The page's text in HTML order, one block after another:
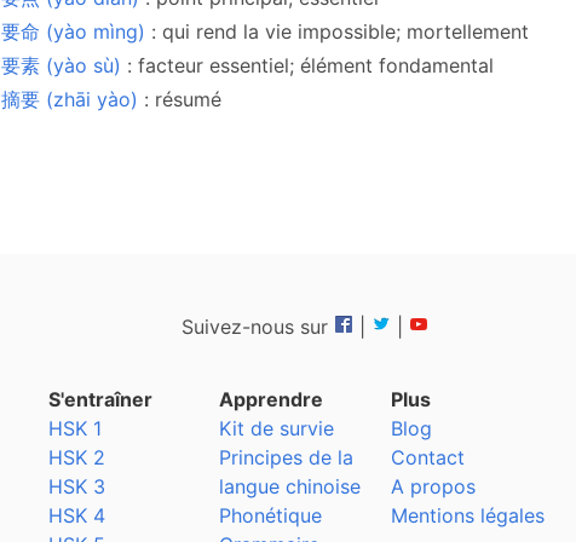
要命 (yào mìng) : qui rend la vie impossible; mortellement
要素 (yào sù) : facteur essentiel; élément fondamental
摘要 (zhāi yào) : résumé
Suivez-nous sur
S'entraîner
HSK 1
HSK 2
HSK 3
HSK 4
Apprendre
Kit de survie
Principes de la
langue chinoise
Phonétique
Plus
Blog
Contact
A propos
Mentions légales